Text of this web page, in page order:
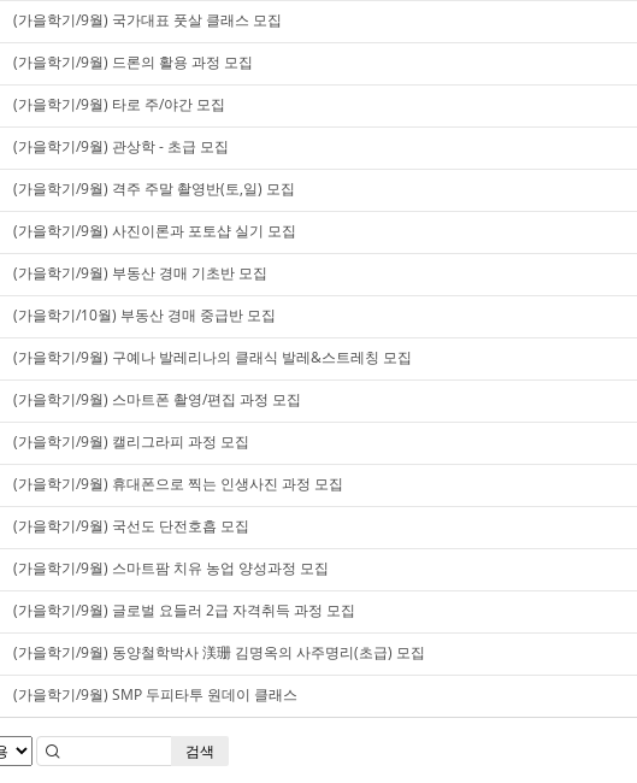
(가을학기/9월) 국가대표 풋살 클래스 모집
(가을학기/9월) 드론의 활용 과정 모집
(가을학기/9월) 타로 주/야간 모집
(가을학기/9월) 관상학 - 초급 모집
(가을학기/9월) 격주 주말 촬영반(토,일) 모집
(가을학기/9월) 사진이론과 포토샵 실기 모집
(가을학기/9월) 부동산 경매 기초반 모집
(가을학기/10월) 부동산 경매 중급반 모집
(가을학기/9월) 구예나 발레리나의 클래식 발레&스트레칭 모집
(가을학기/9월) 스마트폰 촬영/편집 과정 모집
(가을학기/9월) 캘리그라피 과정 모집
(가을학기/9월) 휴대폰으로 찍는 인생사진 과정 모집
(가을학기/9월) 국선도 단전호흡 모집
(가을학기/9월) 스마트팜 치유 농업 양성과정 모집
(가을학기/9월) 글로벌 요들러 2급 자격취득 과정 모집
(가을학기/9월) 동양철학박사 渼珊 김명옥의 사주명리(초급) 모집
(가을학기/9월) SMP 두피타투 원데이 클래스
검색